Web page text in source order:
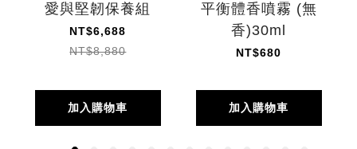
愛與堅韌保養組
NT$6,688
NT$8,880
加入購物車
平衡體香噴霧 (無
香)30ml
NT$680
加入購物車